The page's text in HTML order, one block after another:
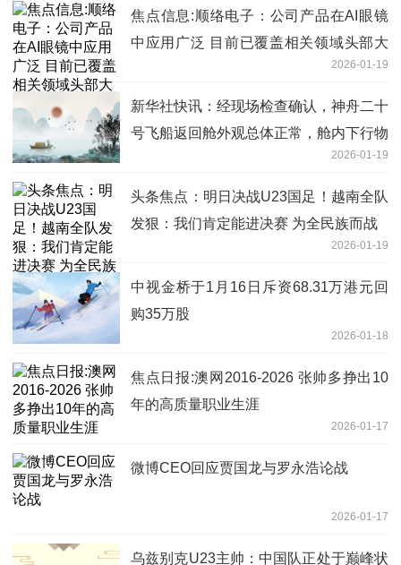
焦点信息:顺络电子：公司产品在AI眼镜
中应用广泛 目前已覆盖相关领域头部大
2026-01-19
新华社快讯：经现场检查确认，神舟二十
号飞船返回舱外观总体正常，舱内下行物
品状态良好，神舟二十号飞船返回任务取
得圆满成功 今日精选
2026-01-19
头条焦点：明日决战U23国足！越南全队
发狠：我们肯定能进决赛 为全民族而战
2026-01-19
中视金桥于1月16日斥资68.31万港元回
购35万股
2026-01-18
焦点日报:澳网2016-2026 张帅多挣出10
年的高质量职业生涯
2026-01-17
微博CEO回应贾国龙与罗永浩论战
2026-01-17
乌兹别克U23主帅：中国队正处于巅峰状